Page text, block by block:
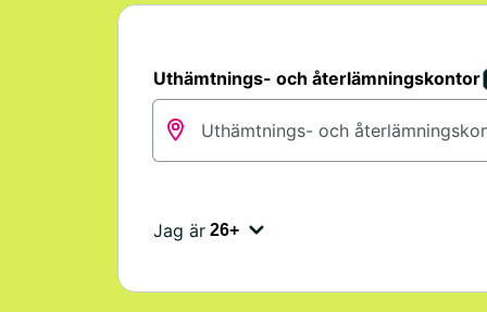
Uthämtnings- och återlämningskontor
Jag är